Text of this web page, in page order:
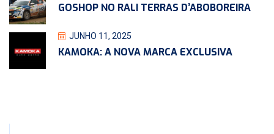
GOSHOP NO RALI TERRAS D’ABOBOREIRA
JUNHO 11, 2025
KAMOKA: A NOVA MARCA EXCLUSIVA